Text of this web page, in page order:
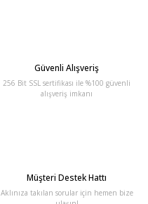
Güvenli Alışveriş
256 Bit SSL sertifikası ile %100 güvenli
alışveriş imkanı
Müşteri Destek Hattı
Aklınıza takılan sorular için hemen bize